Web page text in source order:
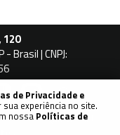
de Privacidade e
experiência no site.
nossa Políticas de
Brasil | CNPJ:
@Bio-Art